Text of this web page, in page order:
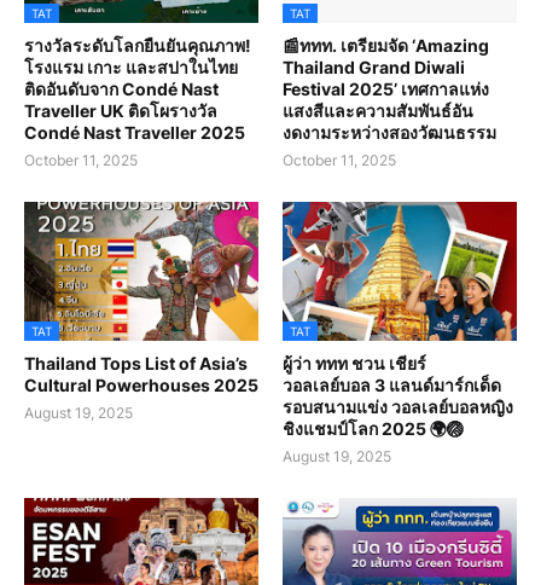
TAT
รางวัลระดับโลกยืนยันคุณภาพ!
โรงแรม เกาะ และสปาในไทย
ติดอันดับจาก Condé Nast
Traveller UK ติดโผรางวัล
Condé Nast Traveller 2025
October 11, 2025
TAT
📰ททท. เตรียมจัด ‘Amazing
Thailand Grand Diwali
Festival 2025’ เทศกาลแห่ง
แสงสีและความสัมพันธ์อัน
งดงามระหว่างสองวัฒนธรรม
October 11, 2025
TAT
Thailand Tops List of Asia’s
Cultural Powerhouses 2025
August 19, 2025
TAT
ผู้ว่า ททท ชวน เชียร์
วอลเลย์บอล 3 แลนด์มาร์กเด็ด
รอบสนามแข่ง วอลเลย์บอลหญิง
ชิงแชมป์โลก 2025 🌍🏐
August 19, 2025